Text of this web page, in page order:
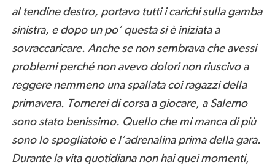
al tendine destro, portavo tutti i carichi sulla gamba
sinistra, e dopo un po’ questa si è iniziata a
sovraccaricare. Anche se non sembrava che avessi
problemi perché non avevo dolori non riuscivo a
reggere nemmeno una spallata coi ragazzi della
primavera. Tornerei di corsa a giocare, a Salerno
sono stato benissimo. Quello che mi manca di più
sono lo spogliatoio e l’adrenalina prima della gara.
Durante la vita quotidiana non hai quei momenti,